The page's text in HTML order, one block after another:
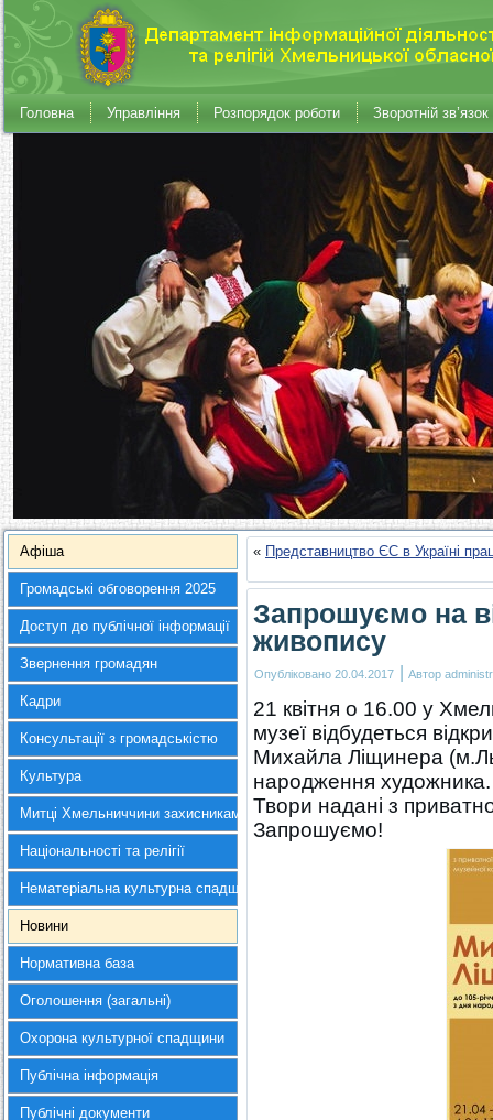
Головна Управління Розпорядок роботи Зворотній зв’язок
Афіша
Громадські обговорення 2025
Доступ до публічної інформації
Звернення громадян
Кадри
Консультації з громадськістю
Культура
Митці Хмельниччини захисникам України
Національності та релігії
Нематеріальна культурна спадщина
Новини
Нормативна база
Оголошення (загальні)
Охорона культурної спадщини
Публічна інформація
Публічні документи
« Представництво ЄС в Україні
Запрошуємо на
живопису
Опубліковано 20.04.2017 | Автор
21 квітня о 16.00 у
музеї відбудеться
Михайла Ліщинера
народження художника.
Твори надані з
Запрошуємо!